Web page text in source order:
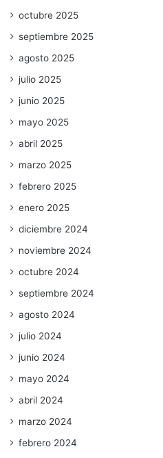
octubre 2025
septiembre 2025
agosto 2025
julio 2025
junio 2025
mayo 2025
abril 2025
marzo 2025
febrero 2025
enero 2025
diciembre 2024
noviembre 2024
octubre 2024
septiembre 2024
agosto 2024
julio 2024
junio 2024
mayo 2024
abril 2024
marzo 2024
febrero 2024